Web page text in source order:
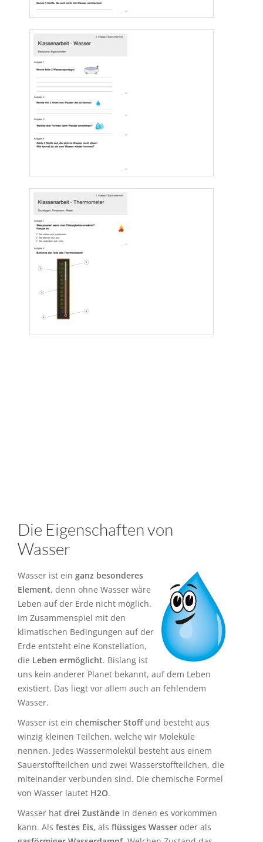
Die Eigenschaften von
Wasser
Wasser ist ein ganz besonderes
Element, denn ohne Wasser wäre
Leben auf der Erde nicht möglich.
Im Zusammenspiel mit den
klimatischen Bedingungen auf der
Erde entsteht eine Konstellation,
die Leben ermöglicht. Bislang ist
uns kein anderer Planet bekannt, auf dem Leben
existiert. Das liegt vor allem auch an fehlendem
Wasser.
Wasser ist ein chemischer Stoffund besteht aus
winzig kleinen Teilchen, welche wir Moleküle
nennen. Jedes Wassermolekül besteht aus einem
Sauerstoffteilchen und zwei Wasserstoffteilchen, die
miteinander verbunden sind. Die chemische Formel
von Wasser lautet H2O.
Wasser hat drei Zustände in denen es vorkommen
kann. Als festes Eis, als flüssiges Wasser oder als